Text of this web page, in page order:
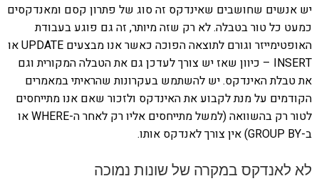
יש אנשים שחושבים שאינדקס זה סוג של פתרון קסם ומאנדקסים
כמעט כל טור בטבלה. לא רק שזה מיותר, זה גם פוגע בעבודת
האופטימייזר וגורם לתוצאה הפוכה כאשר אנו מבצעים UPDATE או
INSERT – כיוון שאז יש צורך לעדכן גם את הטבלה המקורית וגם
את טבלת האינדקס. יש להשתמש בעקרונות שהראיתי במאמרים
הקודמים על מנת לקבוע את האינדקס ולזכור שאם אנו מתייחסים
לטור רק בהשוואה (למשל מתייחסים אליו רק לאחר ה-WHERE או
ב-GROUP BY) אין צורך לאנדקס אותו.
לא לאנדקס במקרה של שונות נמוכה